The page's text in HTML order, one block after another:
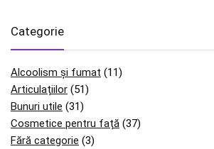
Categorie
Alcoolism și fumat (11)
Articulațiilor (51)
Bunuri utile (31)
Cosmetice pentru față (37)
Fără categorie (3)